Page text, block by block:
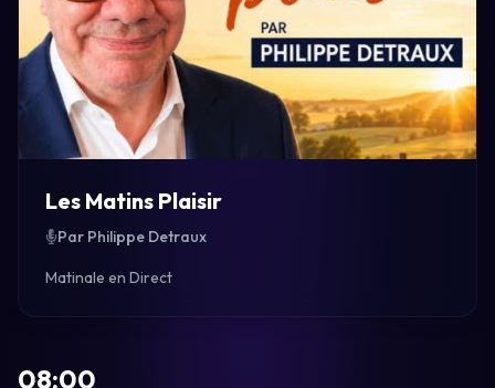
Les Matins Plaisir
Par Philippe Detraux
Matinale en Direct
08:00